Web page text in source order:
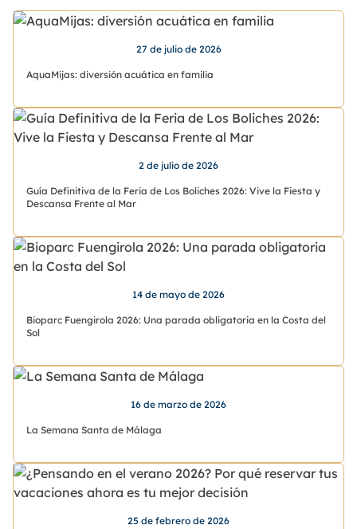
27 de julio de 2026
AquaMijas: diversión acuática en familia
2 de julio de 2026
Guía Definitiva de la Feria de Los Boliches 2026: Vive la Fiesta y
Descansa Frente al Mar
14 de mayo de 2026
Bioparc Fuengirola 2026: Una parada obligatoria en la Costa del
Sol
16 de marzo de 2026
La Semana Santa de Málaga
25 de febrero de 2026